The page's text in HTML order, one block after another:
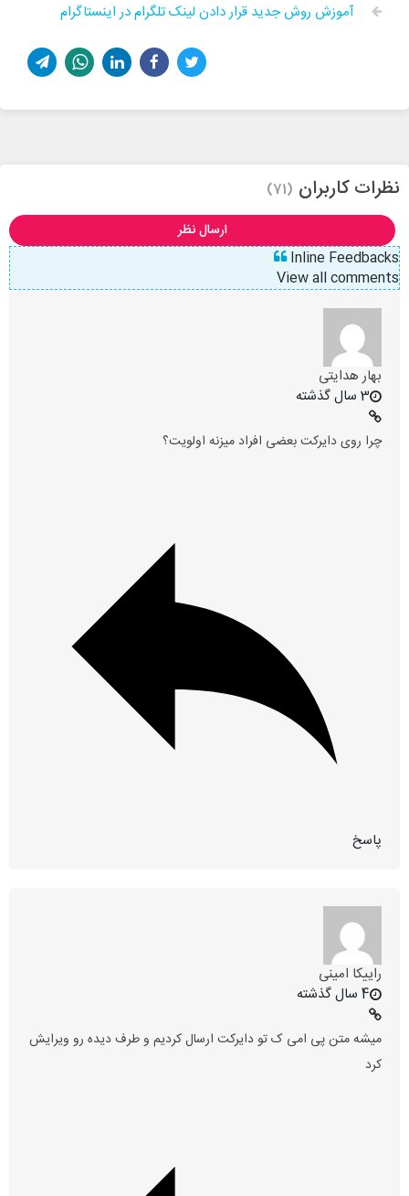
آموزش روش جدید قرار دادن لینک تلگرام در اینستاگرام
نظرات کاربران (71)
ارسال نظر
Inline Feedbacks
View all comments
بهار هدایتی
3 سال گذشته
چرا روی دایرکت بعضی افراد میزنه اولویت؟
پاسخ
راییکا امینی
4 سال گذشته
میشه متن پی امی ک تو دایرکت ارسال کردیم و طرف دیده رو ویرایش
کرد